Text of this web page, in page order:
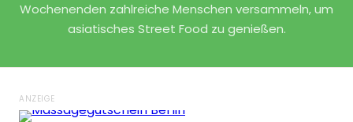
Wochenenden zahlreiche Menschen versammeln, um
asiatisches Street Food zu genießen.
ANZEIGE